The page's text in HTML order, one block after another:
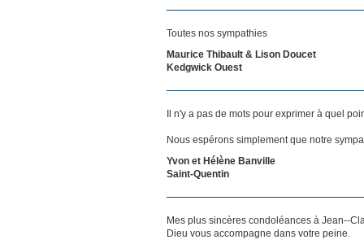
Toutes nos sympathies
Maurice Thibault & Lison Doucet
Kedgwick Ouest
Il n'y a pas de mots pour exprimer à quel
Nous espérons simplement que notre
Yvon et Hélène Banville
Saint-Quentin
Mes plus sincères condoléances à Jean--
Dieu vous accompagne dans votre peine.